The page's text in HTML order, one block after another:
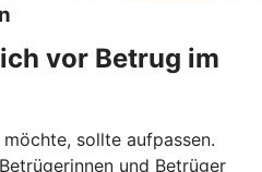
vor Betrug im
sollte aufpassen.
und Betrüger